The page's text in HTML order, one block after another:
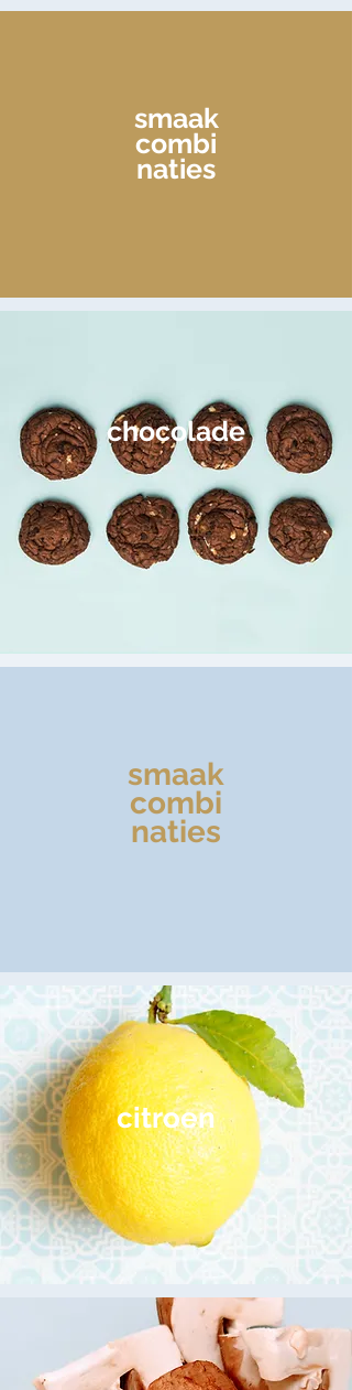
smaak
combi
naties
chocolade
smaak
combi
naties
citroen